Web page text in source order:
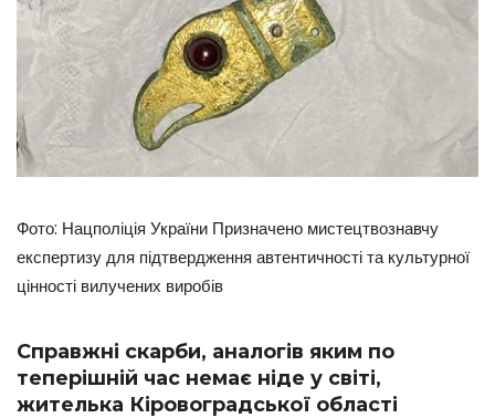
Фото: Нацполіція України Призначено мистецтвознавчу
експертизу для підтвердження автентичності та культурної
цінності вилучених виробів
Справжні скарби, аналогів яким по
теперішній час немає ніде у світі,
жителька Кіровоградської області